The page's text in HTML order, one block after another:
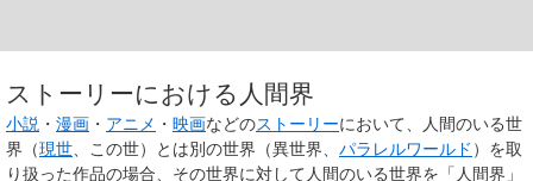
ストーリーにおける人間界
小説 ・ 漫画 ・ アニメ ・ 映画などのストーリーにおいて、人間のいる世
界（現世 、この世）とは別の世界（異世界、 パラレルワールド ）を取
り扱った作品の場合、その世界に対して人間のいる世界を「人間界」